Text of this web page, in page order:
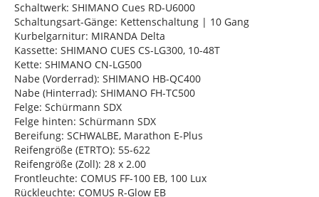
Schaltwerk: SHIMANO Cues RD-U6000
Schaltungsart-Gänge: Kettenschaltung | 10 Gang
Kurbelgarnitur: MIRANDA Delta
Kassette: SHIMANO CUES CS-LG300, 10-48T
Kette: SHIMANO CN-LG500
Nabe (Vorderrad): SHIMANO HB-QC400
Nabe (Hinterrad): SHIMANO FH-TC500
Felge: Schürmann SDX
Felge hinten: Schürmann SDX
Bereifung: SCHWALBE, Marathon E-Plus
Reifengröße (ETRTO): 55-622
Reifengröße (Zoll): 28 x 2.00
Frontleuchte: COMUS FF-100 EB, 100 Lux
Rückleuchte: COMUS R-Glow EB